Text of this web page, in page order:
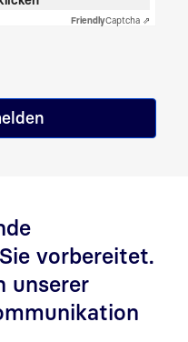
FriendlyCaptcha ⇗
vorbereitet.
unserer